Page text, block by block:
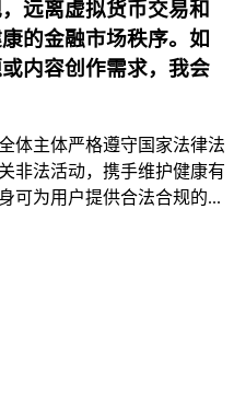
远离虚拟货币交易和
的金融市场秩序。如
内容创作需求，我会
体主体严格遵守国家法律法
非法活动，携手维护健康有
可为用户提供合法合规的...